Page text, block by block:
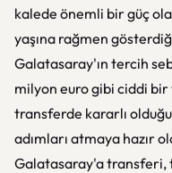
kalede önemli bir güç
yaşına rağmen
Galatasaray'ın tercih
milyon euro gibi ciddi
transferde kararlı
adımları atmaya hazır
Galatasaray'a transferi,